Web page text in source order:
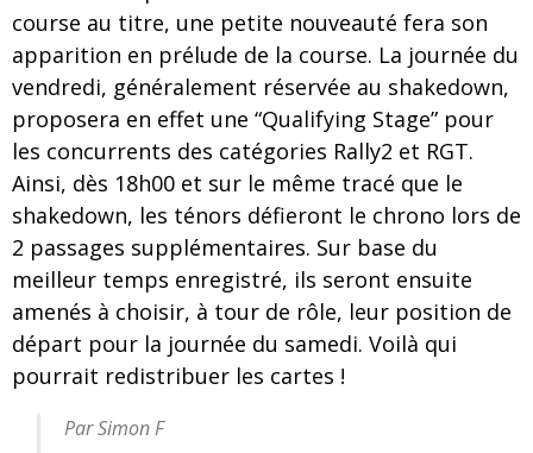
course au titre, une petite nouveauté fera son
apparition en prélude de la course. La journée du
vendredi, généralement réservée au shakedown,
proposera en effet une “Qualifying Stage” pour
les concurrents des catégories Rally2 et RGT.
Ainsi, dès 18h00 et sur le même tracé que le
shakedown, les ténors défieront le chrono lors de
2 passages supplémentaires. Sur base du
meilleur temps enregistré, ils seront ensuite
amenés à choisir, à tour de rôle, leur position de
départ pour la journée du samedi. Voilà qui
pourrait redistribuer les cartes !
Par Simon F